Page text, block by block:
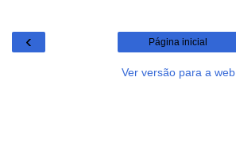
‹ Página inicial
Ver versão para a web